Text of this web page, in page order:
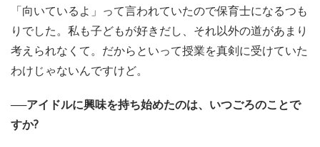
「向いているよ」って言われていたので保育士になるつも
りでした。私も子どもが好きだし、それ以外の道があまり
考えられなくて。だからといって授業を真剣に受けていた
わけじゃないんですけど。
──アイドルに興味を持ち始めたのは、いつごろのことで
すか?